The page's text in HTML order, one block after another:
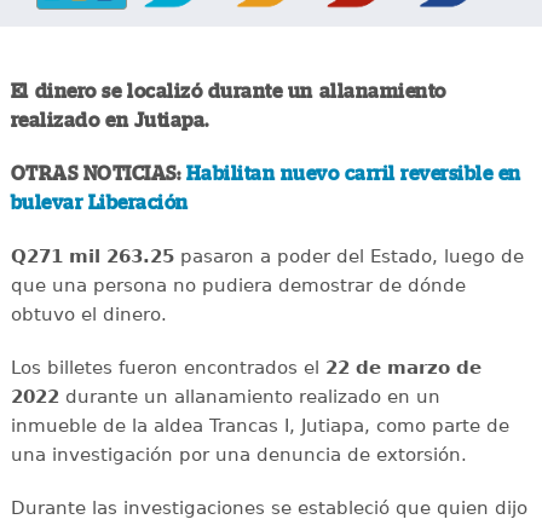
El dinero se localizó durante un allanamiento
realizado en Jutiapa.
OTRAS NOTICIAS: Habilitan nuevo carril reversible en
bulevar Liberación
Q271 mil 263.25pasaron a poder del Estado, luego de
que una persona no pudiera demostrar de dónde
obtuvo el dinero.
Los billetes fueron encontrados el 22 de marzo de
2022durante un allanamiento realizado en un
inmueble de la aldea Trancas I, Jutiapa, como parte de
una investigación por una denuncia de extorsión.
Durante las investigaciones se estableció que quien dijo